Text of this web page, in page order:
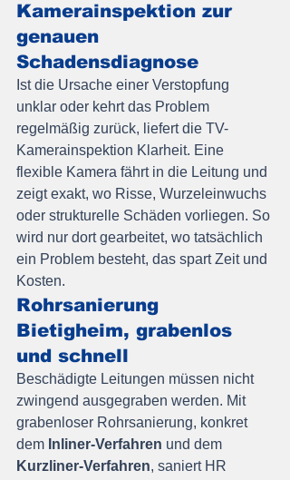
Kamerainspektion zur
genauen
Schadensdiagnose
Ist die Ursache einer Verstopfung
unklar oder kehrt das Problem
regelmäßig zurück, liefert die TV-
Kamerainspektion Klarheit. Eine
flexible Kamera fährt in die Leitung und
zeigt exakt, wo Risse, Wurzeleinwuchs
oder strukturelle Schäden vorliegen. So
wird nur dort gearbeitet, wo tatsächlich
ein Problem besteht, das spart Zeit und
Kosten.
Rohrsanierung
Bietigheim, grabenlos
und schnell
Beschädigte Leitungen müssen nicht
zwingend ausgegraben werden. Mit
grabenloser Rohrsanierung, konkret
dem Inliner-Verfahren und dem
Kurzliner-Verfahren, saniert HR